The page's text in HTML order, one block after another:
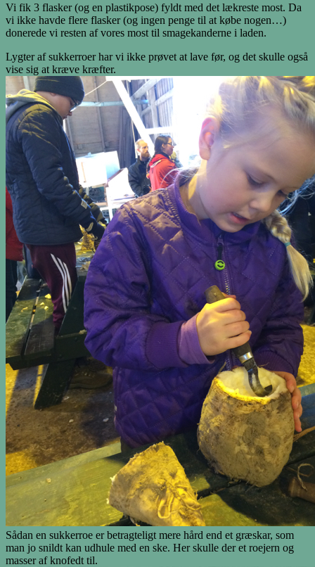
Vi fik 3 flasker (og en plastikpose) fyldt med det lækreste most. Da
vi ikke havde flere flasker (og ingen penge til at købe nogen…)
donerede vi resten af vores most til smagekanderne i laden.
Lygter af sukkerroer har vi ikke prøvet at lave før, og det skulle også
vise sig at kræve kræfter.
Sådan en sukkerroe er betragteligt mere hård end et græskar, som
man jo snildt kan udhule med en ske. Her skulle der et roejern og
masser af knofedt til.